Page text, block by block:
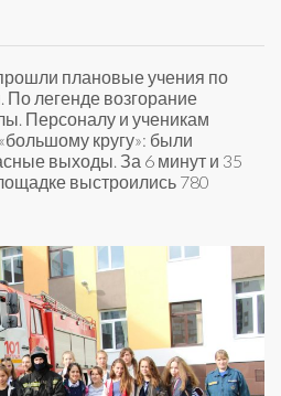
плановые учения по
По легенде возгорание
Персоналу и ученикам
кругу»: были
выходы. За 6 минут и 35
выстроились 780